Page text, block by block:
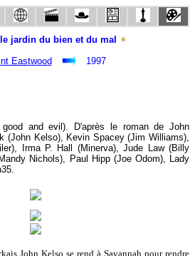
jardin du bien et du mal
Eastwood
1997
and evil). D'après le roman de John
(John Kelso), Kevin Spacey (Jim Williams),
Irma P. Hall (Minerva), Jude Law (Billy
Nichols), Paul Hipp (Joe Odom), Lady
John Kelso se rend à Savannah pour rendre